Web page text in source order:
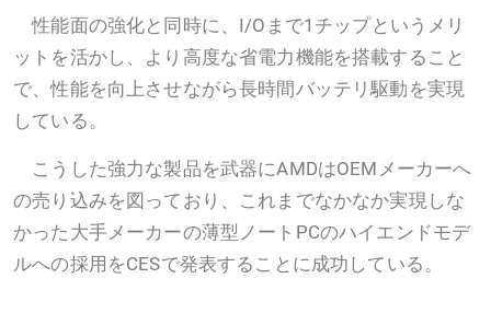
性能面の強化と同時に、I/Oまで1チップというメリ
ットを活かし、より高度な省電力機能を搭載すること
で、性能を向上させながら長時間バッテリ駆動を実現
している。
こうした強力な製品を武器にAMDはOEMメーカーへ
の売り込みを図っており、これまでなかなか実現しな
かった大手メーカーの薄型ノートPCのハイエンドモデ
ルへの採用をCESで発表することに成功している。